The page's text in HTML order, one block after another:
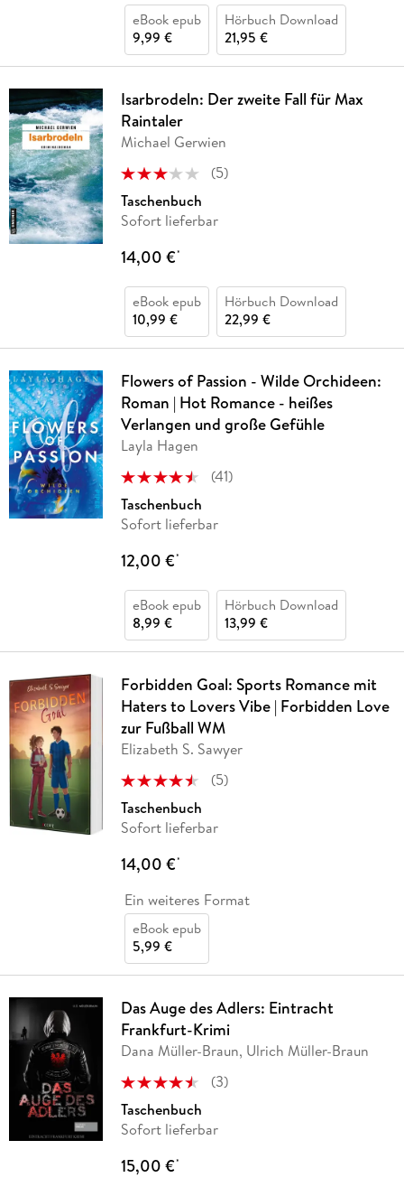
eBook epub
9,99 €
Hörbuch Download
21,95 €
Isarbrodeln: Der zweite Fall für Max
Raintaler
Michael Gerwien
(5)
Taschenbuch
Sofort lieferbar
14,00 €*
eBook epub
10,99 €
Hörbuch Download
22,99 €
Flowers of Passion - Wilde Orchideen:
Roman | Hot Romance - heißes
Verlangen und große Gefühle
Layla Hagen
(41)
Taschenbuch
Sofort lieferbar
12,00 €*
eBook epub
8,99 €
Hörbuch Download
13,99 €
Forbidden Goal: Sports Romance mit
Haters to Lovers Vibe | Forbidden Love
zur Fußball WM
Elizabeth S. Sawyer
(5)
Taschenbuch
Sofort lieferbar
14,00 €*
Ein weiteres Format
eBook epub
5,99 €
Das Auge des Adlers: Eintracht
Frankfurt-Krimi
Dana Müller-Braun, Ulrich Müller-Braun
(3)
Taschenbuch
Sofort lieferbar
15,00 €*